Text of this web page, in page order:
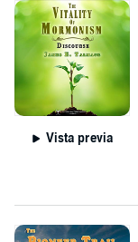
Vista previa